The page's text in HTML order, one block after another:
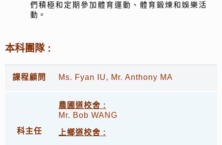
們積極和定期參加體育運動、體育鍛煉和娛樂活
動。
本科團隊 :
課程顧問 Ms. Fyan IU, Mr. Anthony MA
科主任
農圃道校舍 :
Mr. Bob WANG
上鄉道校舍 :